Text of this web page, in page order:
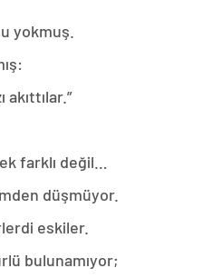
yokmuş.
akıttılar.”
farklı değil…
düşmüyor.
eskiler.
bulunamıyor;